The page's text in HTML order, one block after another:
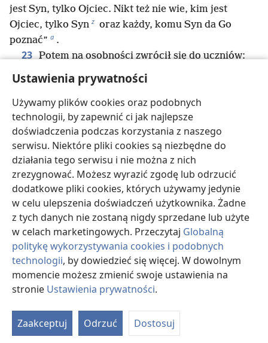
Ustawienia prywatności
Używamy plików cookies oraz podobnych
technologii, by zapewnić ci jak najlepsze
doświadczenia podczas korzystania z naszego
serwisu. Niektóre pliki cookies są niezbędne do
działania tego serwisu i nie można z nich
zrezygnować. Możesz wyrazić zgodę lub odrzucić
dodatkowe pliki cookies, których używamy jedynie
w celu ulepszenia doświadczeń użytkownika. Żadne
z tych danych nie zostaną nigdy sprzedane lub użyte
w celach marketingowych. Przeczytaj Globalną
politykę wykorzystywania cookies i podobnych
technologii, by dowiedzieć się więcej. W dowolnym
momencie możesz zmienić swoje ustawienia na
stronie Ustawienia prywatności.
Zaakceptuj Odrzuć Dostosuj
jest Syn, tylko Ojciec. Nikt też nie wie, kim jest
Ojciec, tylko Syn z oraz każdy, komu Syn da Go
poznać” a .
23 Potem na osobności zwrócił się do uczniów:
„Szczęśliwi są ci, którzy widzą to, co wy widzicie
24
Bo mówię wam, że wielu proroków i królów
pragnęło zobaczyć to, co wy widzicie, ale nie
zobaczyło c
, i słyszeć to, co wy słyszycie, ale nie
usłyszało”.
25 A pewien znawca Prawa, chcąc wystawić
Jezusa na próbę, wstał i zapytał: „Nauczycielu, co
mam robić, żeby odziedziczyć życie wieczne?” d .
On powiedział: „Co jest napisane w Prawie? Co
w nim czytasz?”.
27 Ten odrzekł: „‚Masz kochać
Jehowę, swojego Boga, całym sercem, całą duszą,
całą siłą i całym umysłem’
oraz ‚swojego bliźniego
jak samego siebie’”
. 28 Jezus mu rzekł:
„Odpowiedziałeś poprawnie. Rób to, a uzyskasz
życie” g .
, zapytał Jezusa: „Kto właściwie jest moim
bliźnim?”. 30 Na to on opowiedział historię: